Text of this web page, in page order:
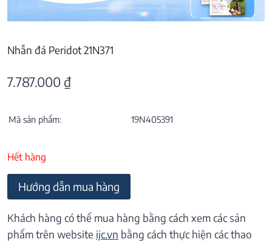
Nhẫn đá Peridot 21N371
7.787.000 ₫
Mã sản phẩm: 19N405391
Hết hàng
Hướng dẫn mua hàng
Khách hàng có thể mua hàng bằng cách xem các sản
phẩm trên website ijc.vn bằng cách thực hiện các thao